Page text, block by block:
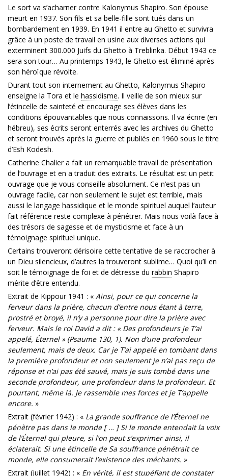
Le sort va s’acharner contre Kalonymus Shapiro. Son épouse
meurt en 1937. Son fils et sa belle-fille sont tués dans un
bombardement en 1939. En 1941 il entre au Ghetto et survivra
grâce à un poste de travail en usine aux diverses actions qui
exterminent 300.000 Juifs du Ghetto à Treblinka. Début 1943 ce
sera son tour… Au printemps 1943, le Ghetto est éliminé après
son héroïque révolte.
Durant tout son internement au Ghetto, Kalonymus Shapiro
enseigne la Tora et le hassidisme. Il veille de son mieux sur
l’étincelle de sainteté et encourage ses élèves dans les
conditions épouvantables que nous connaissons. Il va écrire (en
hébreu), ses écrits seront enterrés avec les archives du Ghetto
et seront trouvés après la guerre et publiés en 1960 sous le titre
d’Esh Kodesh.
Catherine Chalier a fait un remarquable travail de présentation
de l’ouvrage et en a traduit des extraits. Le résultat est un petit
ouvrage que je vous conseille absolument. Ce n’est pas un
ouvrage facile, car non seulement le sujet est terrible, mais
aussi le langage hassidique et le monde spirituel auquel l’auteur
fait référence reste complexe à pénétrer. Mais nous voilà face à
des trésors de sagesse et de mysticisme et face à un
témoignage spirituel unique.
Certains trouveront dérisoire cette tentative de se raccrocher à
un Dieu silencieux, d’autres la trouveront sublime… Quoi qu’il en
soit le témoignage de foi et de détresse du rabbin Shapiro
mérite d’être entendu.
Extrait de Kippour 1941 : « Ainsi, pour ce qui concerne la
ferveur dans la prière, chacun d’entre nous étant à terre,
prostré et broyé, il n’y a personne pour dire la prière avec
ferveur. Mais le roi David a dit : « Des profondeurs je T’ai
appelé, Éternel » (Psaume 130, 1). Non d’une profondeur
seulement, mais de deux. Car je T’ai appelé en tombant dans
la première profondeur et non seulement je n’ai pas reçu de
réponse et n’ai pas été sauvé, mais je suis tombé dans une
seconde profondeur, une profondeur dans la profondeur. Et
pourtant, même là. Je rassemble mes forces et je T’appelle
encore. »
Extrait (février 1942) : « La grande souffrance de l’Éternel ne
pénètre pas dans le monde [ … ] Si le monde entendait la voix
de l’Éternel qui pleure, si l’on peut s’exprimer ainsi, il
éclaterait. Si une étincelle de Sa souffrance pénétrait ce
monde, elle consumerait l’existence des méchants. »
Extrait (juillet 1942) : « En vérité, il est stupéfiant de constater